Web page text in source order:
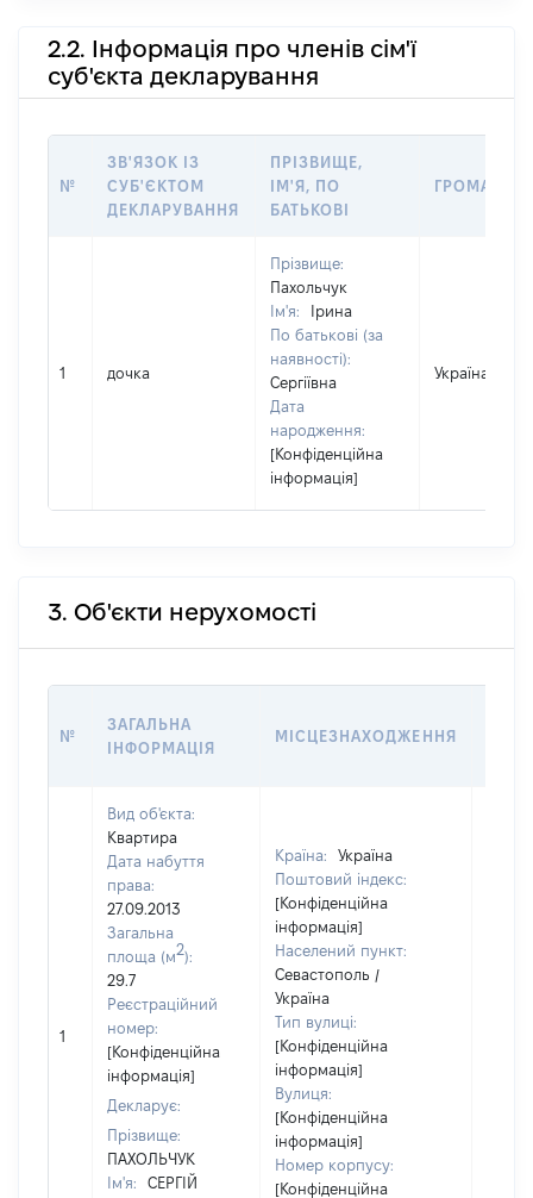
2.2. Інформація про членів сім'ї
суб'єкта декларування
№
ЗВ'ЯЗОК ІЗ
СУБ'ЄКТОМ
ДЕКЛАРУВАННЯ
ПРІЗВИЩЕ,
ІМ'Я, ПО
БАТЬКОВІ
1 дочка
Прізвище:
Пахольчук
Ім'я:
Ірина
По батькові (за
наявності):
Сергіївна
Дата
народження:
[Конфіденційна
інформація]
Україна
3. Об'єкти нерухомості
№
ЗАГАЛЬНА
ІНФОРМАЦІЯ
МІСЦЕЗНАХОДЖЕННЯ
1
Вид об'єкта:
Квартира
Дата набуття
права:
27.09.2013
Загальна
площа (м2):
29.7
Реєстраційний
номер:
[Конфіденційна
інформація]
Декларує:
Прізвище:
ПАХОЛЬЧУК
Ім'я:
СЕРГІЙ
Країна:
Україна
Поштовий індекс:
[Конфіденційна
інформація]
Населений пункт:
Севастополь /
Україна
Тип вулиці:
[Конфіденційна
інформація]
Вулиця:
[Конфіденційна
інформація]
Номер корпусу:
[Конфіденційна